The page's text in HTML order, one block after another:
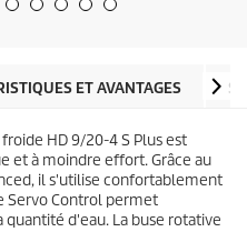
ET AVANTAGES
HD 9/20-4 S Plus est
et à moindre effort. Grâce au
il s'utilise confortablement
Servo Control permet
d'eau. La buse rotative